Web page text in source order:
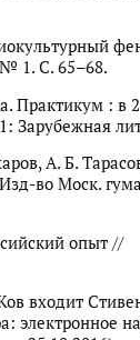
1. С. 65–68.
Практикум : в
Зарубежная
А. Б.
во Моск.
опыт //
входит
электронное